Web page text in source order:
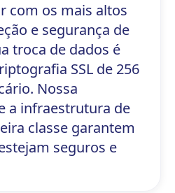
com os mais altos
e segurança de
troca de dados é
SSL de 256
Nossa
a infraestrutura de
classe garantem
seguros e